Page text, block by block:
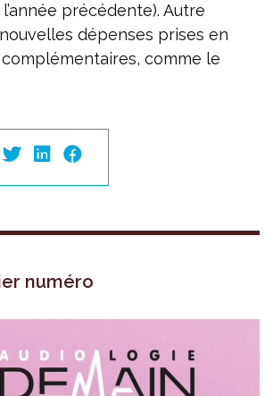
précédente). Autre
dépenses prises en
comme le
numéro